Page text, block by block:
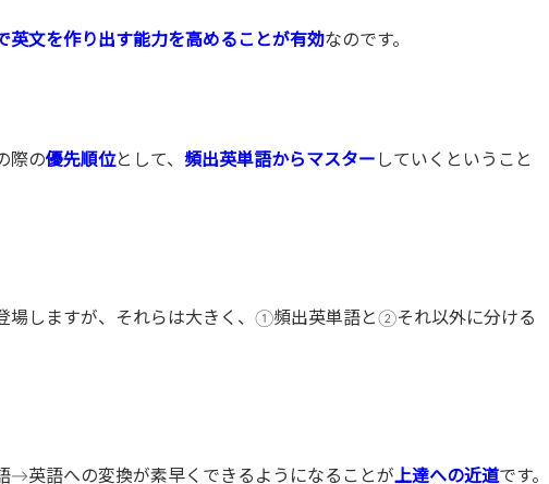
英文を作り出す能力を高めることが有効なのです。
際の優先順位として、 頻出英単語からマスター していくということ
場しますが、それらは大きく、①頻出英単語と②それ以外に分ける
→英語への変換が素早くできるようになることが上達への近道です。